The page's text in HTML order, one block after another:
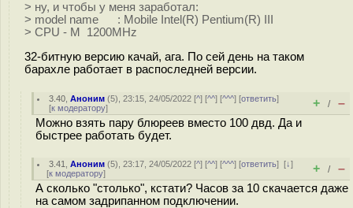
> ну, и чтобы у меня заработал:
> model name : Mobile Intel(R) Pentium(R) III
> CPU - M 1200MHz
32-битную версию качай, ага. По сей день на таком
барахле работает в распоследней версии.
3.40 ,Аноним (5), 23:15, 24/05/2022 [^] [^^] [^^^] [ответить]
[к модератору] + / –
Можно взять пару блюреев вместо 100 двд. Да и
быстрее работать будет.
3.41 ,Аноним (5), 23:17, 24/05/2022 [^] [^^] [^^^] [ответить][↓]
[к модератору] + / –
А сколько "столько", кстати? Часов за 10 скачается даже
на самом задрипанном подключении.